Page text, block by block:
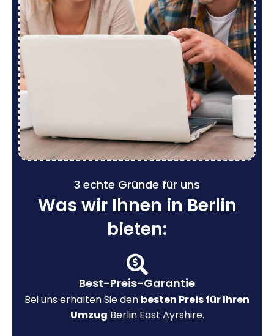
3 echte Gründe für uns
Was wir Ihnen in Berlin
bieten:
Best-Preis-Garantie
Bei uns erhalten Sie den besten Preis für Ihren
Umzug Berlin East Ayrshire.